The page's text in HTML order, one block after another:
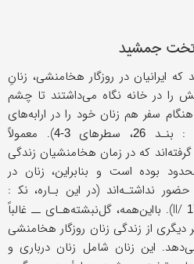
تخت جمشید
ایرانیان در روزگار هخامنشی، زنانِ
را در خانه نگاه می‌داشتند تا چشم
سفر هم زنان خود را در ارابه‌های
: بنـد26، سطرهای 3-4
). معمولاً
که در زمان هخامنشیان زندگی‌
بوده است و بنابراین، زنان در
نداشتـه‌اند (در این بـاره، نک‍ :
). بااین‌همه، گل‌نبشته‌هـای ــ غالباً
از زندگی زنان روزگار هخامنشی
این زنان شامل زنان درباری و